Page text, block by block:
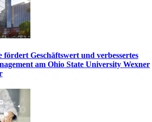
fördert Geschäftswert und verbessertes
am Ohio State University Wexner